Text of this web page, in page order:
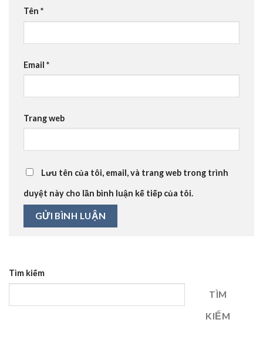
Tên *
Email *
Trang web
Lưu tên của tôi, email, và trang web trong trình
duyệt này cho lần bình luận kế tiếp của tôi.
Tìm kiếm
TÌM
KIẾM